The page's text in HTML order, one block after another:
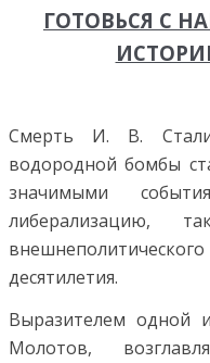
ГОТОВЬСЯ С
Смерть И. В.
водородной бомбы
значимыми
либерализацию,
десятилетия.
Выразителем одной
Молотов,